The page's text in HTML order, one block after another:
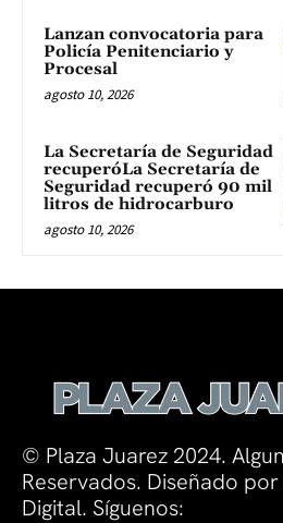
Lanzan convocatoria para
Policía Penitenciario y
Procesal
agosto 10, 2026
La Secretaría de Seguridad
recuperóLa Secretaría de
Seguridad recuperó 90 mil
litros de hidrocarburo
agosto 10, 2026
© Plaza Juarez 2024.
Reservados. Diseñado
Digital. Síguenos: